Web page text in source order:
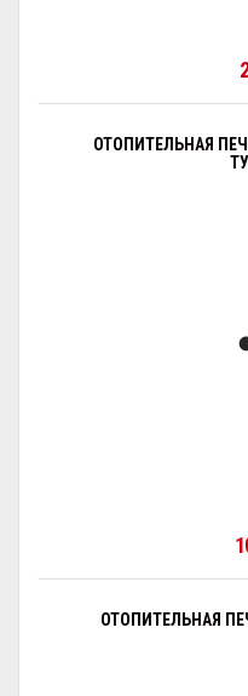
ОТОПИТЕЛЬНАЯ
ОТОПИТЕЛЬНАЯ